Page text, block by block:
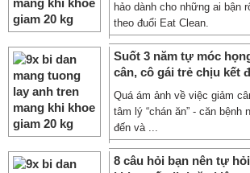
hảo dành cho những ai bận
theo đuổi Eat Clean.
Suốt 3 năm tự móc
cân, cô gái trẻ chịu kết
Quá ám ảnh về việc giảm
tâm lý “chán ăn” - căn bệnh
đến và ...
8 câu hỏi bạn nên tự